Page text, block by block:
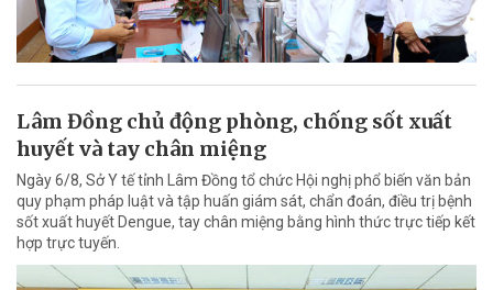
Lâm Đồng chủ động phòng, chống sốt xuất
huyết và tay chân miệng
Ngày 6/8, Sở Y tế tỉnh Lâm Đồng tổ chức Hội nghị phổ biến văn bản
quy phạm pháp luật và tập huấn giám sát, chẩn đoán, điều trị bệnh
sốt xuất huyết Dengue, tay chân miệng bằng hình thức trực tiếp kết
hợp trực tuyến.